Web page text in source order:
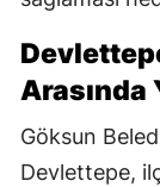
Arasında
Göksun
Devlettepe,